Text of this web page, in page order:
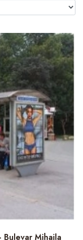
Bulevar Mihajla